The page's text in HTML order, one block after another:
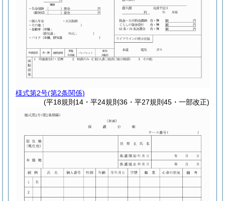
様式第2号(第2条関係)
(平18規則14・平24規則36・平27規則45・一部改正)